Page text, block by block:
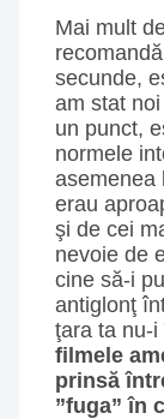
Mai mult
secunde,
am stat
un punct,
normele
asemenea
erau
şi de cei
nevoie de
cine să-i
antiglonţ
ţara ta nu-i
filmele
prinsă
”fuga” în